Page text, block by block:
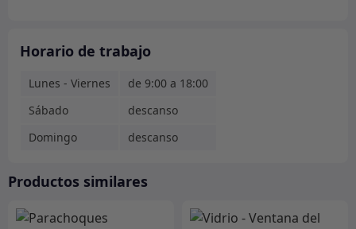
Horario de trabajo
Lunes - Viernes
de 9:00 a 18:00
Sábado
descanso
Domingo
descanso
Productos similares